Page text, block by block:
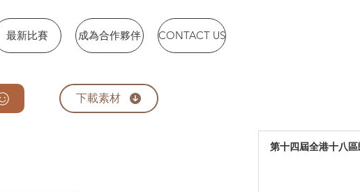
下載素材
第十四屆全港十八
最新比賽 成為合作夥伴 CONTACT US